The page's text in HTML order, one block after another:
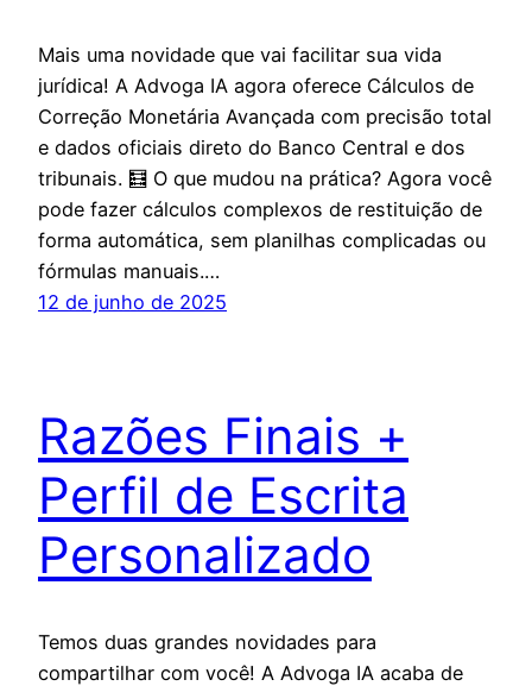
Mais uma novidade que vai facilitar sua vida
jurídica! A Advoga IA agora oferece Cálculos de
Correção Monetária Avançada com precisão total
e dados oficiais direto do Banco Central e dos
tribunais. 🧮 O que mudou na prática? Agora você
pode fazer cálculos complexos de restituição de
forma automática, sem planilhas complicadas ou
fórmulas manuais.…
12 de junho de 2025
Razões Finais +
Perfil de Escrita
Personalizado
Temos duas grandes novidades para
compartilhar com você! A Advoga IA acaba de